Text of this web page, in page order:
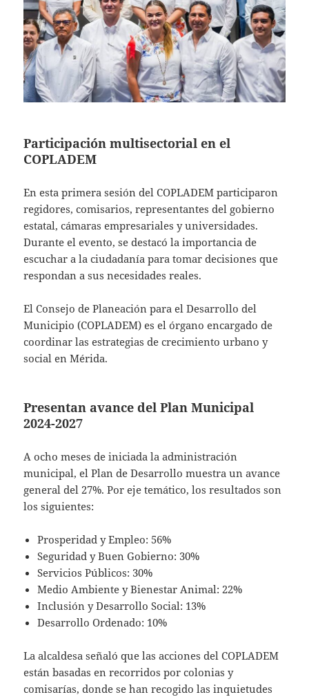
Participación multisectorial en el
COPLADEM
En esta primera sesión del COPLADEM participaron
regidores, comisarios, representantes del gobierno
estatal, cámaras empresariales y universidades.
Durante el evento, se destacó la importancia de
escuchar a la ciudadanía para tomar decisiones que
respondan a sus necesidades reales.
El Consejo de Planeación para el Desarrollo del
Municipio (COPLADEM) es el órgano encargado de
coordinar las estrategias de crecimiento urbano y
social en Mérida.
Presentan avance del Plan Municipal
2024-2027
A ocho meses de iniciada la administración
municipal, el Plan de Desarrollo muestra un avance
general del 27%. Por eje temático, los resultados son
los siguientes:
Prosperidad y Empleo: 56%
Seguridad y Buen Gobierno: 30%
Servicios Públicos: 30%
Medio Ambiente y Bienestar Animal: 22%
Inclusión y Desarrollo Social: 13%
Desarrollo Ordenado: 10%
La alcaldesa señaló que las acciones del COPLADEM
están basadas en recorridos por colonias y
comisarías, donde se han recogido las inquietudes